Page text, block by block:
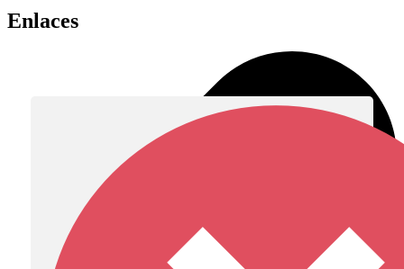
Enlaces